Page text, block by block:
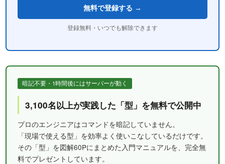
無料で登録する →
登録無料・いつでも解除できます
暗記不要・1時間後にはサーバーが動く
3,100名以上が実践した「型」を無料で公開中
プロのエンジニアはコマンドを暗記していません。
「現場で使える型」を効率よく使いこなしているだけです。
その「型」を図解60Pにまとめた入門マニュアルを、完全無
料でプレゼントしています。